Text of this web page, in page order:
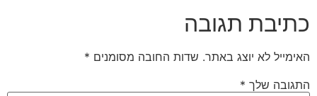
כתיבת תגובה
האימייל לא יוצג באתר. שדות החובה מסומנים *
התגובה שלך *